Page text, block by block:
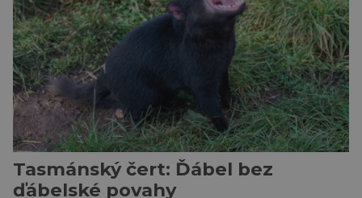
chelicerami, které u nich představují právě […]
Tasmánský čert: Ďábel bez
ďábelské povahy